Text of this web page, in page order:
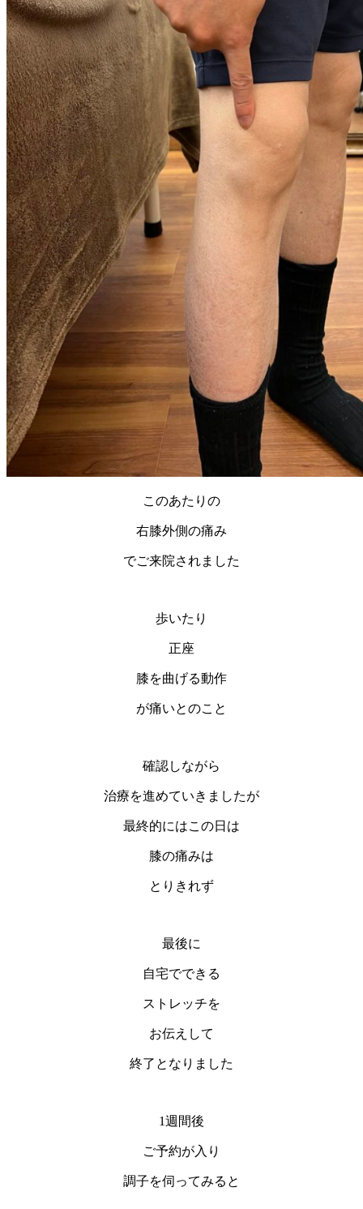
このあたりの
右膝外側の痛み
でご来院されました
歩いたり
正座
膝を曲げる動作
が痛いとのこと
確認しながら
治療を進めていきましたが
最終的にはこの日は
膝の痛みは
とりきれず
最後に
自宅でできる
ストレッチを
お伝えして
終了となりました
1週間後
ご予約が入り
調子を伺ってみると